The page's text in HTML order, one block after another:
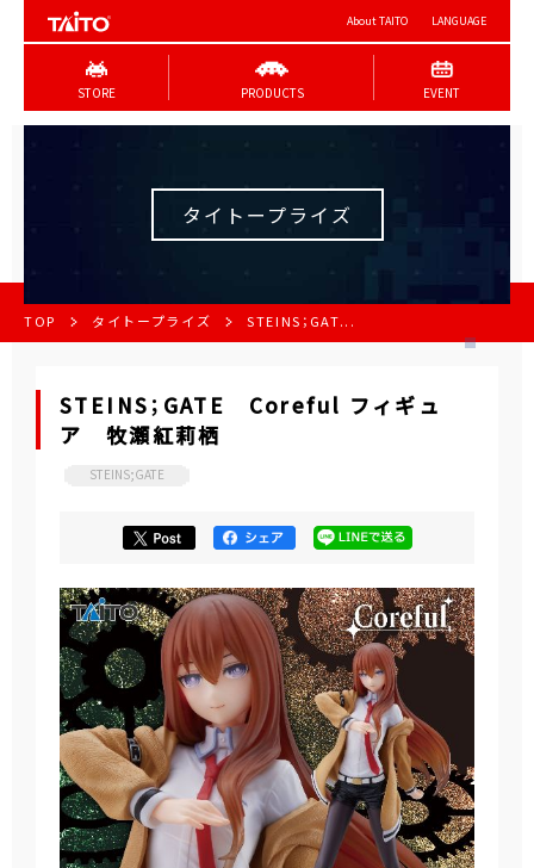
About TAITO LANGUAGE
STORE PRODUCTS EVENT
タイトープライズ
TOP タイトープライズ STEINS；GAT...
STEINS；GATE Coreful フィギュ
ア 牧瀬紅莉栖
STEINS;GATE